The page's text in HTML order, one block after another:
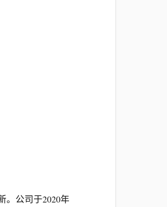
。公司于2020年